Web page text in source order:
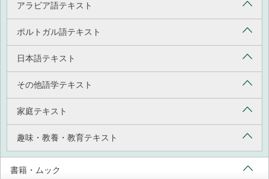
アラビア語テキスト
ポルトガル語テキスト
日本語テキスト
その他語学テキスト
家庭テキスト
趣味・教養・教育テキスト
書籍・ムック